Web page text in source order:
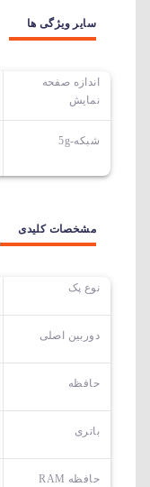
سایر ویژگی ها
اندازه صفحه
نمایش
شبکه-5g
مشخصات کلیدی
نوع پک
دوربین اصلی
حافظه
باتری
حافظه RAM